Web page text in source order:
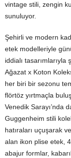
vintage stili, zengin
sunuluyor.
Şehirli ve modern
etek modelleriyle
iddialı
Ağazat x Koton
her biri bir sezonu
flörtöz yırtmaçla
Venedik Sarayı’nda
Guggenheim stili
hatıraları uçuşarak
alan ikon plise etek,
abajur formlar,